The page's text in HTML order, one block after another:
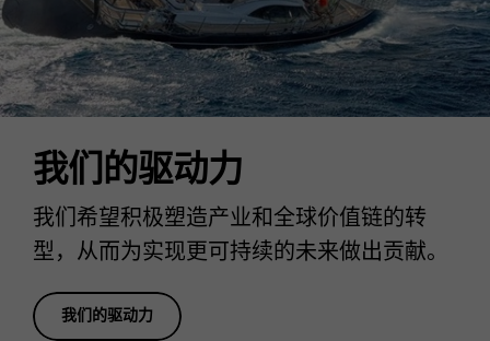
我们的驱动力
我们希望积极塑造产业和全球价值链的转
型，从而为实现更可持续的未来做出贡献。
我们的驱动力